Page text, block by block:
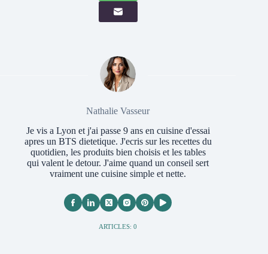
Nathalie Vasseur
Je vis a Lyon et j'ai passe 9 ans en cuisine d'essai
apres un BTS dietetique. J'ecris sur les recettes du
quotidien, les produits bien choisis et les tables
qui valent le detour. J'aime quand un conseil sert
vraiment une cuisine simple et nette.
ARTICLES: 0